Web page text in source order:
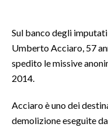
SALUTE
SARDEGNA TURISMO
SARDI NEL MONDO
NOTIZIE
Sul banco degli
Umberto Acciaro, 57
spedito le missive
2014.
Acciaro è uno dei
demolizione eseguite